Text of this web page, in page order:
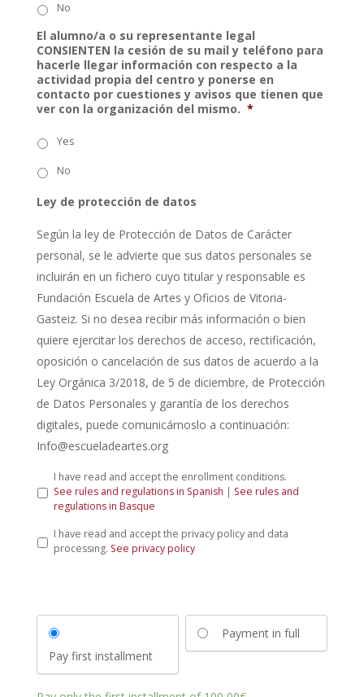
No
El alumno/a o su representante legal
CONSIENTEN la cesión de su mail y teléfono para
hacerle llegar información con respecto a la
actividad propia del centro y ponerse en
contacto por cuestiones y avisos que tienen que
ver con la organización del mismo. *
Yes
No
Ley de protección de datos
Según la ley de Protección de Datos de Carácter
personal, se le advierte que sus datos personales se
incluirán en un fichero cuyo titular y responsable es
Fundación Escuela de Artes y Oficios de Vitoria-
Gasteiz. Si no desea recibir más información o bien
quiere ejercitar los derechos de acceso, rectificación,
oposición o cancelación de sus datos de acuerdo a la
Ley Orgánica 3/2018, de 5 de diciembre, de Protección
de Datos Personales y garantía de los derechos
digitales, puede comunicárnoslo a continuación:
Info@escueladeartes.org
e
e
p
I have read and accept the enrollment conditions.
See rules and regulations in Spanish | See rules and
regulations in Basque
P
r
y
I have read and accept the privacy policy and data
processing. See privacy policy
Pay first installment
Payment in full